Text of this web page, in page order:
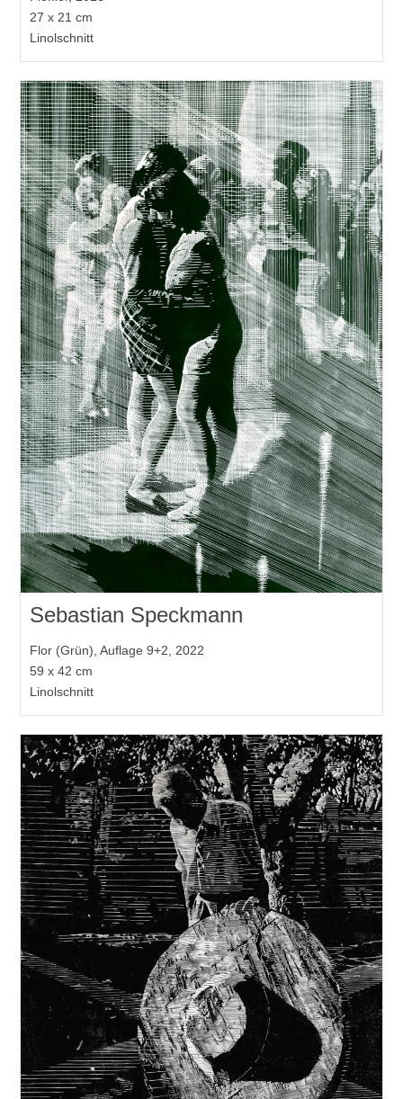
27 x 21 cm
Linolschnitt
Sebastian Speckmann
Flor (Grün), Auflage 9+2, 2022
59 x 42 cm
Linolschnitt